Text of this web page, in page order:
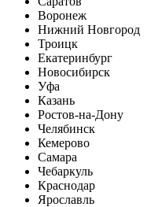
Воронеж
Нижний Новгород
Троицк
Екатеринбург
Новосибирск
Уфа
Казань
Ростов-на-Дону
Челябинск
Кемерово
Самара
Чебаркуль
Краснодар
Ярославль